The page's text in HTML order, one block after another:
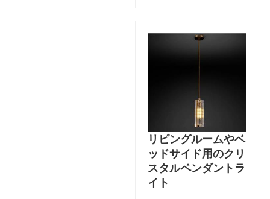
リビングルームやベ
ッドサイド用のクリ
スタルペンダントラ
イト